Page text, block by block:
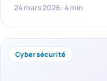
24 mars 2026 · 4 min
Cybersécurité